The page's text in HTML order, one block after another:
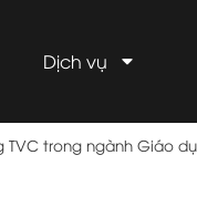
Dịch vụ
TVC trong ngành Giáo